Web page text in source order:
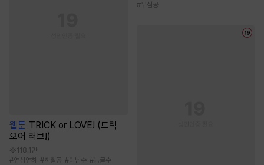
웹툰 TRICK or LOVE! (트릭
오어 러브!)
118.1만
#연상연하 #까칠공 #미남수 #능글수
#무심공